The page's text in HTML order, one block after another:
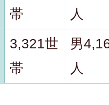
帯
人
3,321世
帯
男
人